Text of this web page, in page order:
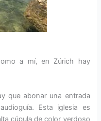
a mí, en Zúrich hay
que abonar una entrada
Esta iglesia es
cúpula de color verdoso